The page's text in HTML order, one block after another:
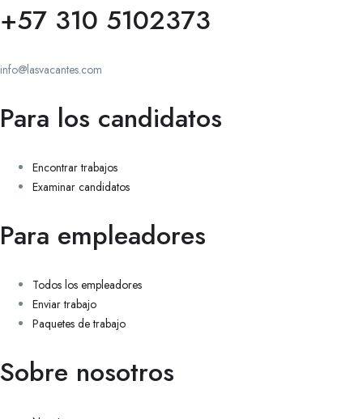
+57 310 5102373
info@lasvacantes.com
Para los candidatos
Encontrar trabajos
Examinar candidatos
Para empleadores
Todos los empleadores
Enviar trabajo
Paquetes de trabajo
Sobre nosotros